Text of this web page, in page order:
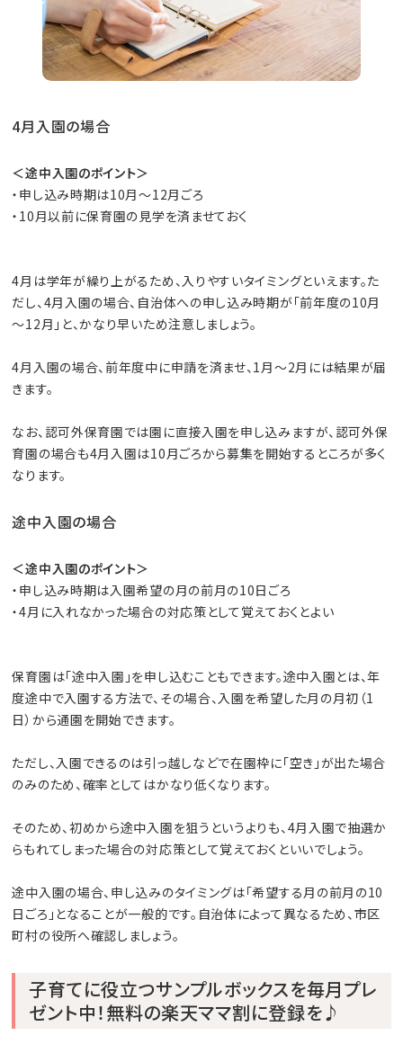
4月入園の場合
＜途中入園のポイント＞
・申し込み時期は10月～12月ごろ
・10月以前に保育園の見学を済ませておく
4月は学年が繰り上がるため、入りやすいタイミングといえます。た
だし、4月入園の場合、自治体への申し込み時期が「前年度の10月
～12月」と、かなり早いため注意しましょう。
4月入園の場合、前年度中に申請を済ませ、1月～2月には結果が届
きます。
なお、認可外保育園では園に直接入園を申し込みますが、認可外保
育園の場合も4月入園は10月ごろから募集を開始するところが多く
なります。
途中入園の場合
＜途中入園のポイント＞
・申し込み時期は入園希望の月の前月の10日ごろ
・4月に入れなかった場合の対応策として覚えておくとよい
保育園は「途中入園」を申し込むこともできます。途中入園とは、年
度途中で入園する方法で、その場合、入園を希望した月の月初（1
日）から通園を開始できます。
ただし、入園できるのは引っ越しなどで在園枠に「空き」が出た場合
のみのため、確率としてはかなり低くなります。
そのため、初めから途中入園を狙うというよりも、4月入園で抽選か
らもれてしまった場合の対応策として覚えておくといいでしょう。
途中入園の場合、申し込みのタイミングは「希望する月の前月の10
日ごろ」となることが一般的です。自治体によって異なるため、市区
町村の役所へ確認しましょう。
子育てに役立つサンプルボックスを毎月プレ
ゼント中！無料の楽天ママ割に登録を♪